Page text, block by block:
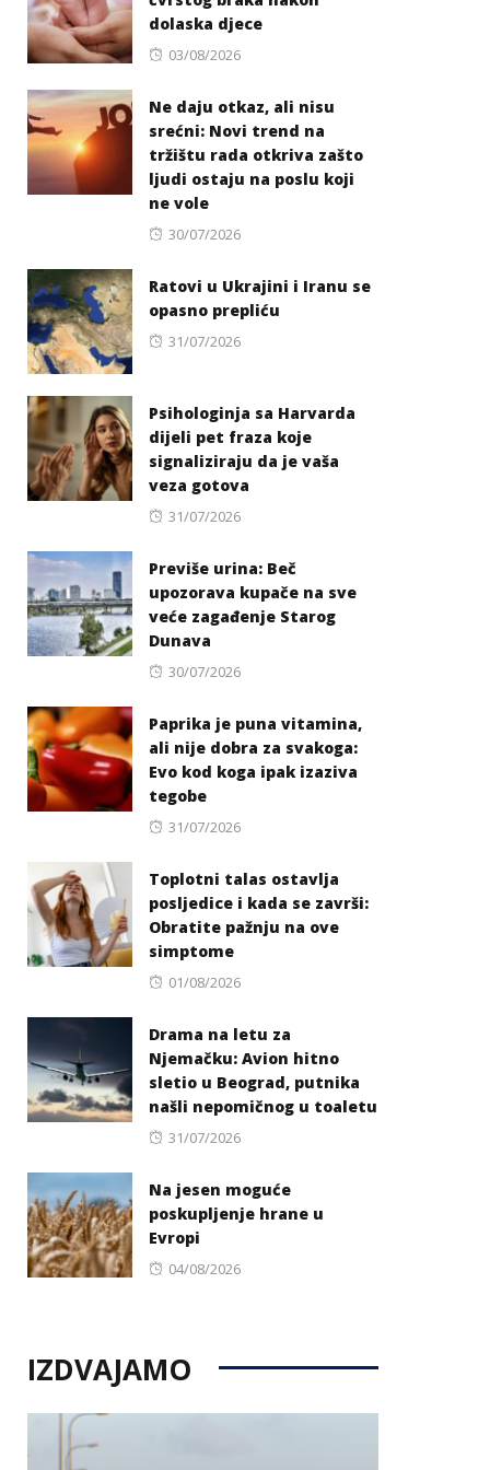
dolaska djece
Posted
03/08/2026
Ne daju otkaz, ali nisu
srećni: Novi trend na
tržištu rada otkriva zašto
ljudi ostaju na poslu koji
ne vole
Posted
30/07/2026
Ratovi u Ukrajini i Iranu se
opasno prepliću
Posted
31/07/2026
Psihologinja sa Harvarda
dijeli pet fraza koje
signaliziraju da je vaša
veza gotova
Posted
31/07/2026
Previše urina: Beč
upozorava kupače na sve
veće zagađenje Starog
Dunava
Posted
30/07/2026
Paprika je puna vitamina,
ali nije dobra za svakoga:
Evo kod koga ipak izaziva
tegobe
Posted
31/07/2026
Toplotni talas ostavlja
posljedice i kada se završi:
Obratite pažnju na ove
simptome
Posted
01/08/2026
Drama na letu za
Njemačku: Avion hitno
sletio u Beograd, putnika
našli nepomičnog u toaletu
Posted
31/07/2026
Na jesen moguće
poskupljenje hrane u
Evropi
Posted
04/08/2026
IZDVAJAMO